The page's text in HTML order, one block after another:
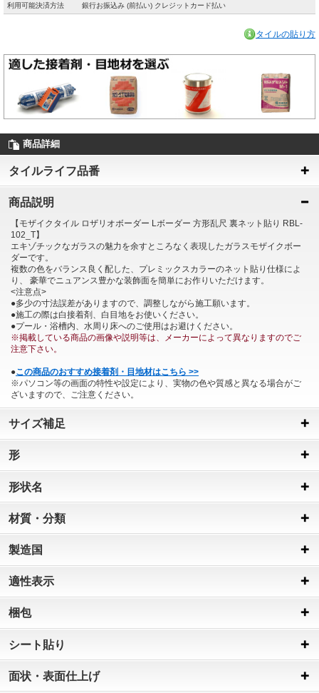
利用可能決済方法 銀行お振込み (前払い) クレジットカード払い
タイルの貼り方
商品詳細
タイルライフ品番
商品説明
【モザイクタイル ロザリオボーダー Lボーダー 方形乱尺 裏ネット貼り RBL-
102_T】
エキゾチックなガラスの魅力を余すところなく表現したガラスモザイクボー
ダーです。
複数の色をバランス良く配した、プレミックスカラーのネット貼り仕様によ
り、 豪華でニュアンス豊かな装飾面を簡単にお作りいただけます。
<注意点>
●多少の寸法誤差がありますので、調整しながら施工願います。
●施工の際は白接着剤、白目地をお使いください。
●プール・浴槽内、水周り床へのご使用はお避けください。
※掲載している商品の画像や説明等は、メーカーによって異なりますのでご
注意下さい。
●この商品のおすすめ接着剤・目地材はこちら >>
※パソコン等の画面の特性や設定により、実物の色や質感と異なる場合がご
ざいますので、ご注意ください。
サイズ補足
形
形状名
材質・分類
製造国
適性表示
梱包
シート貼り
面状・表面仕上げ